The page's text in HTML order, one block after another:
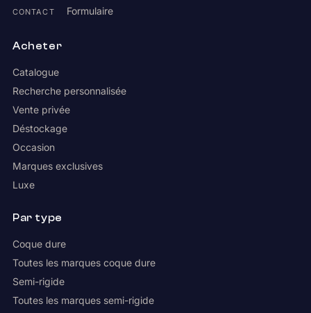
CONTACT Formulaire
Acheter
Catalogue
Recherche personnalisée
Vente privée
Déstockage
Occasion
Marques exclusives
Luxe
Par type
Coque dure
Toutes les marques coque dure
Semi-rigide
Toutes les marques semi-rigide